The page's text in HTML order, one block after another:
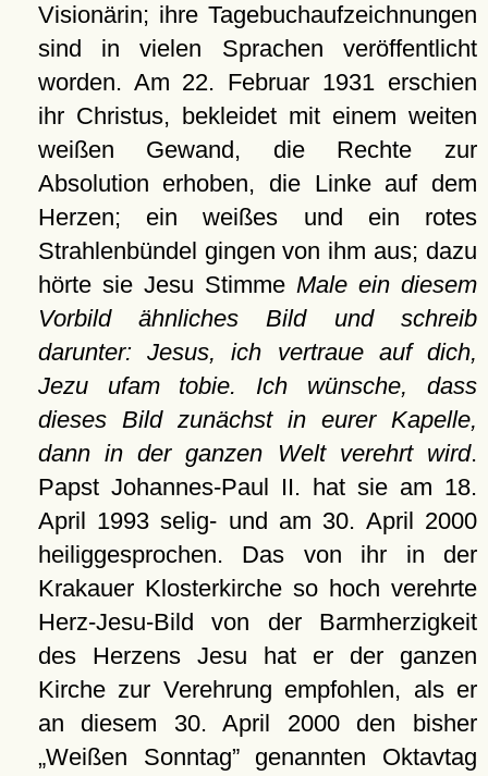
Visionärin; ihre Tagebuchaufzeichnungen
sind in vielen Sprachen veröffentlicht
worden. Am 22. Februar 1931 erschien
ihr Christus, bekleidet mit einem weiten
weißen Gewand, die Rechte zur
Absolution erhoben, die Linke auf dem
Herzen; ein weißes und ein rotes
Strahlenbündel gingen von ihm aus; dazu
hörte sie Jesu Stimme Male ein diesem
Vorbild ähnliches Bild und schreib
darunter: Jesus, ich vertraue auf dich,
Jezu ufam tobie. Ich wünsche, dass
dieses Bild zunächst in eurer Kapelle,
dann in der ganzen Welt verehrt wird.
Papst Johannes-Paul II. hat sie am 18.
April 1993 selig- und am 30. April 2000
heiliggesprochen. Das von ihr in der
Krakauer Klosterkirche so hoch verehrte
Herz-Jesu-Bild von der Barmherzigkeit
des Herzens Jesu hat er der ganzen
Kirche zur Verehrung empfohlen, als er
an diesem 30. April 2000 den bisher
Weißen Sonntag genannten Oktavtag